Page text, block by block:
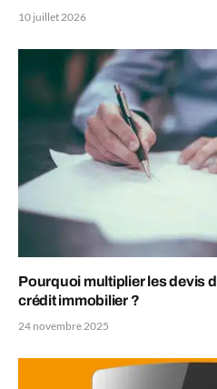
10 juillet 2026
Pourquoi multiplier les devis
crédit immobilier ?
24 novembre 2025